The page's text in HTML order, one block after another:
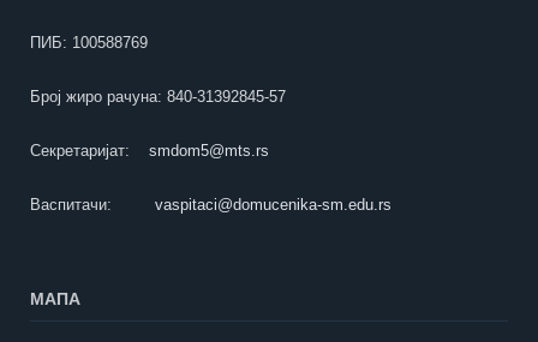
ПИБ: 100588769
Број жиро рачуна: 840-31392845-57
Секретаријат: smdom5@mts.rs
Васпитачи: vaspitaci@domucenika-sm.edu.rs
МАПА